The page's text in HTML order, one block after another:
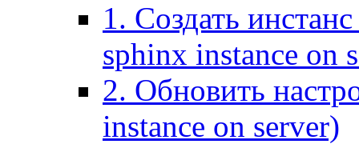
1. Создать
sphinx instance on
2. Обновить
instance on server)